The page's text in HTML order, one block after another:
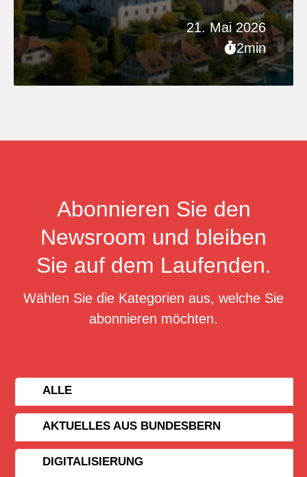
21. Mai 2026
2min
Abonnieren Sie den
Newsroom und bleiben
Sie auf dem Laufenden.
Wählen Sie die Kategorien aus, welche Sie
abonnieren möchten.
ALLE
AKTUELLES AUS BUNDESBERN
DIGITALISIERUNG